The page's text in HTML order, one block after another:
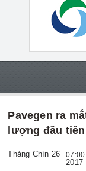
Pavegen ra
lượng đầu
Tháng Chín 26 07:00
2017